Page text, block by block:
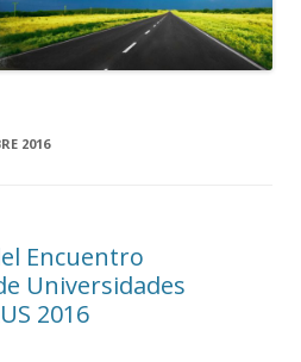
2016
Encuentro
Universidades
2016